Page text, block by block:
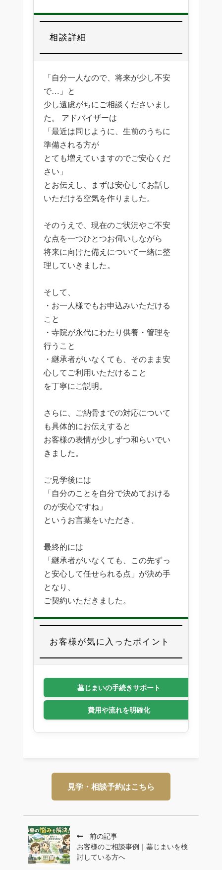
相談詳細
「自分一人なので、将来が少し不安
で…」と
少し遠慮がちにご相談くださいまし
た。 アドバイザーは
「最近は同じように、生前のうちに
準備される方が
とても増えていますのでご安心くだ
さい」
とお伝えし、まずは安心してお話し
いただける空気を作りました。
そのうえで、現在のご状況やご不安
な点を一つひとつお伺いしながら
将来に向けた備えについて一緒に整
理していきました。
そして、
・お一人様でもお申込みいただける
こと
・寺院が永代にわたり供養・管理を
行うこと
・継承者がいなくても、そのまま安
心してご利用いただけること
を丁寧にご説明。
さらに、ご納骨までの対応について
も具体的にお伝えすると
お客様の表情が少しずつ和らいでい
きました。
ご見学後には
「自分のことを自分で決めておける
のが安心ですね」
というお言葉をいただき、
最終的には
「継承者がいなくても、この先ずっ
と安心して任せられる点」が決め手
となり、
ご契約いただきました。
お客様が気に入ったポイント
墓じまいの手続きサポート
費用や流れを明確化
見学・相談予約はこちら
前の記事
お客様のご相談事例｜墓じまいを検
討している方へ